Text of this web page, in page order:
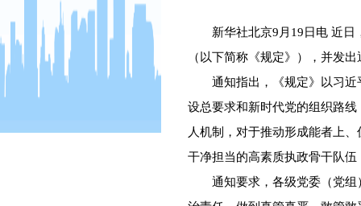
新华社北京9月19日电 近日
（以下简称《规定》），并发
通知指出，《规定》以习近
设总要求和新时代党的组织路
人机制，对于推动形成能者上
干净担当的高素质执政骨干队
通知要求，各级党委（党组